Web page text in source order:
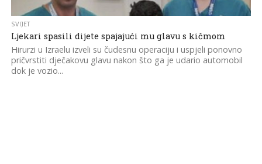
SVIJET
Ljekari spasili dijete spajajući mu glavu s kičmom
Hirurzi u Izraelu izveli su čudesnu operaciju i uspjeli ponovno
pričvrstiti dječakovu glavu nakon što ga je udario automobil
dok je vozio...